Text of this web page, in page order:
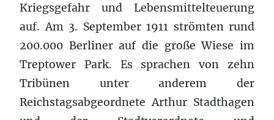
Kriegsgefahr und Lebensmittelteuerung
auf. Am 3. September 1911 strömten rund
200.000 Berliner auf die große Wiese im
Treptower Park. Es sprachen von zehn
Tribünen unter anderem der
Reichstagsabgeordnete Arthur Stadthagen